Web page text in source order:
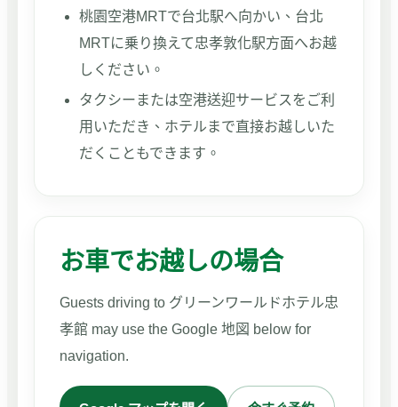
桃園空港MRTで台北駅へ向かい、台北
MRTに乗り換えて忠孝敦化駅方面へお越
しください。
タクシーまたは空港送迎サービスをご利
用いただき、ホテルまで直接お越しいた
だくこともできます。
お車でお越しの場合
Guests driving to グリーンワールドホテル忠
孝館 may use the Google 地図 below for
navigation.